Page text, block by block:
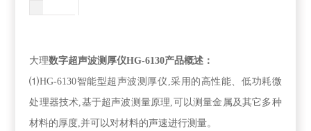
大理数字超声波测厚仪HG-6130产品概述：
⑴HG-6130智能型超声波测厚仪 ,采用的高性能、低功耗微
处理器技术,基于超声波测量原理,可以测量金属及其它多种
材料的厚度,并可以对材料的声速进行测量。